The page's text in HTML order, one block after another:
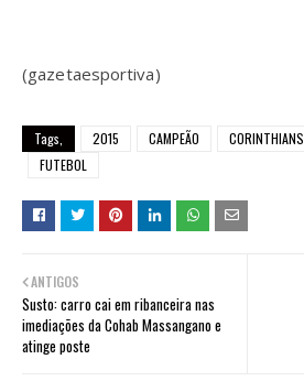
(gazetaesportiva)
Tags, 2015 CAMPEÃO CORINTHIANS
FUTEBOL
ANTIGOS
Susto: carro cai em ribanceira nas
imediações da Cohab Massangano e
atinge poste